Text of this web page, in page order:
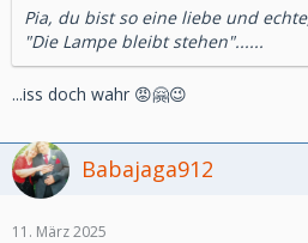
Pia, du bist so eine liebe und
"Die Lampe bleibt stehen"......
...iss doch wahr 😡🤗😉
Babajaga912
11. März 2025